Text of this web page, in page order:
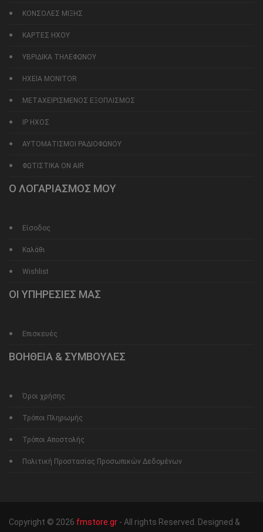
ΚΟΝΣΟΛΕΣ ΜΙΞΗΣ
ΚΑΡΤΕΣ ΗΧΟΥ
ΥΒΡΙΔΙΚΑ ΤΗΛΕΦΩΝΟΥ
ΗΧΕΙΑ MONITOR
ΜΕΤΑΧΕΙΡΙΣΜΕΝΟΣ ΕΞΟΠΛΙΣΜΟΣ
IP ΗΧΟΣ
ΑΥΤΟΜΑΤΙΣΜΟΙ ΡΑΔΙΟΦΩΝΟΥ
ΦΩΤΙΣΤΙΚΑ ON AIR
Ο ΛΟΓΑΡΙΑΣΜΟΣ ΜΟΥ
Είσοδος
Καλάθι
Wishlist
ΟΙ ΥΠΗΡΕΣΙΕΣ ΜΑΣ
Επισκευές
ΒΟΗΘΕΙΑ & ΣΥΜΒΟΥΛΕΣ
Όροι χρήσης
Τρόποι Πληρωμής
Τρόποι Αποστολής
Πολιτική Προστασίας Προσωπικών Δεδομένων
Copyright © 2026 fmstore.gr - All rights Reserved. Designed &